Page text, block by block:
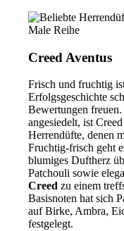
Creed Aventus
Frisch und fruchtig
Erfolgsgeschichte
Bewertungen
angesiedelt, ist
Herrendüfte, denen
Fruchtig-frisch geht
blumiges Duftherz
Patchouli sowie
Creed zu einem
Basisnoten hat sich
auf Birke, Ambra,
festgelegt.